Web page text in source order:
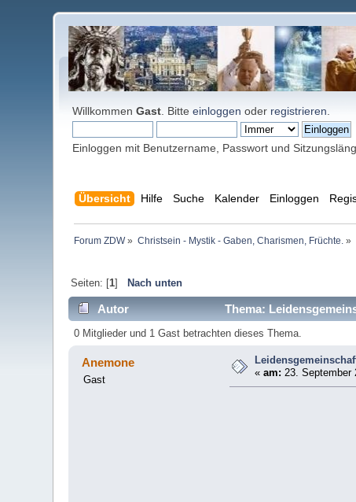
WillkommenGast . Bitteeinloggen oder registrieren
Einloggen mit Benutzername, Passwort und
Übersicht Hilfe Suche Kalender Einloggen
Forum ZDW» Christsein - Mystik - Gaben, Charismen, Früchte.»
Seiten: [1] Nach unten
Autor Thema:
0 Mitglieder und 1 Gast betrachten dieses Thema.
Anemone
Gast
«am: 23. September